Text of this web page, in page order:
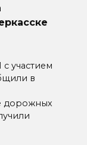
участием
в
дорожных